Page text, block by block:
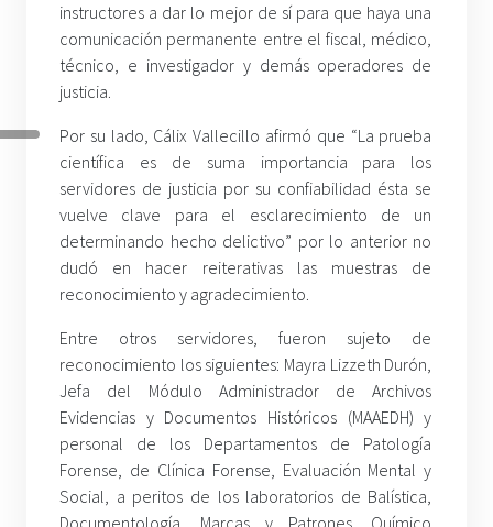
instructores a dar lo mejor de sí para que haya una
comunicación permanente entre el fiscal, médico,
técnico, e investigador y demás operadores de
justicia.
Por su lado, Cálix Vallecillo afirmó que “La prueba
científica es de suma importancia para los
servidores de justicia por su confiabilidad ésta se
vuelve clave para el esclarecimiento de un
determinando hecho delictivo” por lo anterior no
dudó en hacer reiterativas las muestras de
reconocimiento y agradecimiento.
Entre otros servidores, fueron sujeto de
reconocimiento los siguientes: Mayra Lizzeth Durón,
Jefa del Módulo Administrador de Archivos
Evidencias y Documentos Históricos (MAAEDH) y
personal de los Departamentos de Patología
Forense, de Clínica Forense, Evaluación Mental y
Social, a peritos de los laboratorios de Balística,